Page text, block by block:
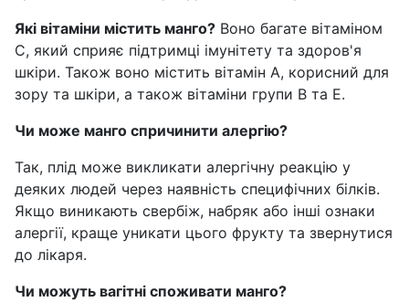
Які вітаміни містить манго? Воно багате вітаміном
C, який сприяє підтримці імунітету та здоров'я
шкіри. Також воно містить вітамін A, корисний для
зору та шкіри, а також вітаміни групи B та E.
Чи може манго спричинити алергію?
Так, плід може викликати алергічну реакцію у
деяких людей через наявність специфічних білків.
Якщо виникають свербіж, набряк або інші ознаки
алергії, краще уникати цього фрукту та звернутися
до лікаря.
Чи можуть вагітні споживати манго?